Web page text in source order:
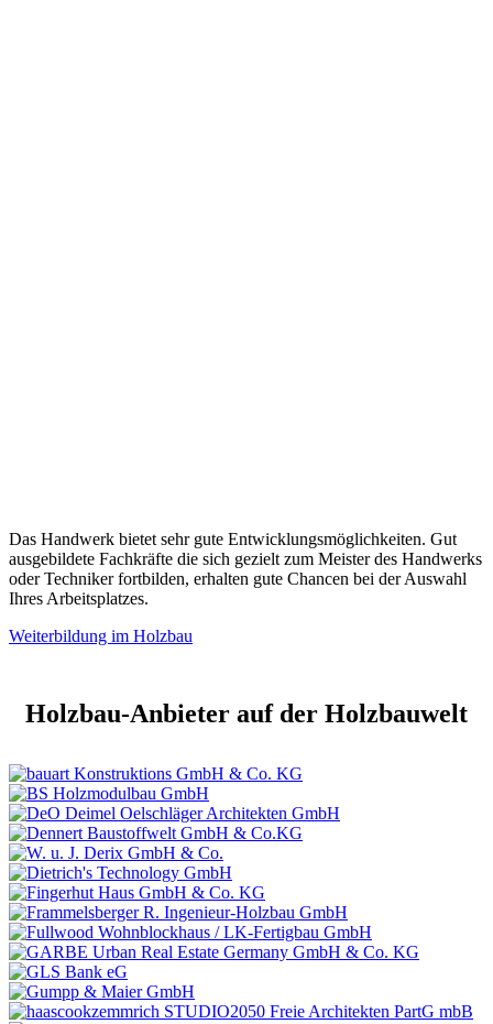
Das Handwerk bietet sehr gute Entwicklungsmöglichkeiten. Gut
ausgebildete Fachkräfte die sich gezielt zum Meister des Handwerks
oder Techniker fortbilden, erhalten gute Chancen bei der Auswahl
Ihres Arbeitsplatzes.
Weiterbildung im Holzbau
Holzbau-Anbieter auf der Holzbauwelt